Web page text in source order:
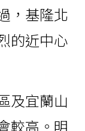
，基隆北
的近中心
及宜蘭山
較高。明